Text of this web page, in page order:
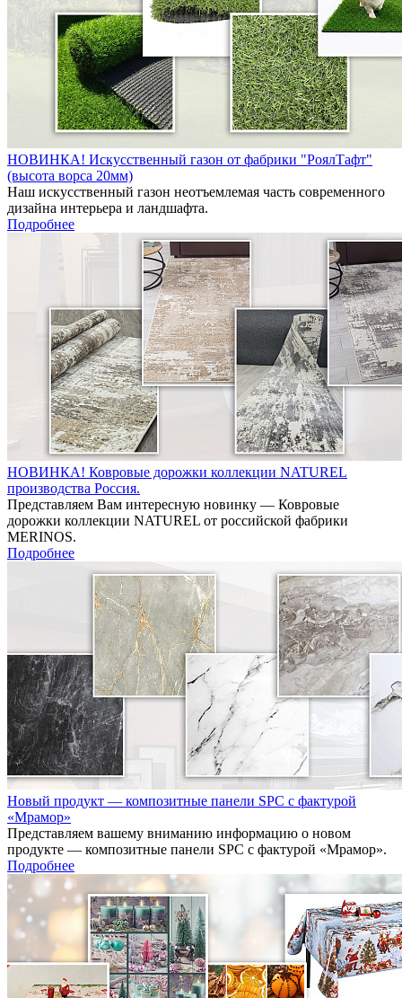
НОВИНКА! Искусственный газон от фабрики "РоялТафт"
(высота ворса 20мм)
Наш искусственный газон неотъемлемая часть современного
дизайна интерьера и ландшафта.
Подробнее
НОВИНКА! Ковровые дорожки коллекции NATUREL
производства Россия.
Представляем Вам интересную новинку — Ковровые
дорожки коллекции NATUREL от российской фабрики
MERINOS.
Подробнее
Новый продукт — композитные панели SPC с фактурой
«Мрамор»
Представляем вашему вниманию информацию о новом
продукте — композитные панели SPC с фактурой «Мрамор».
Подробнее